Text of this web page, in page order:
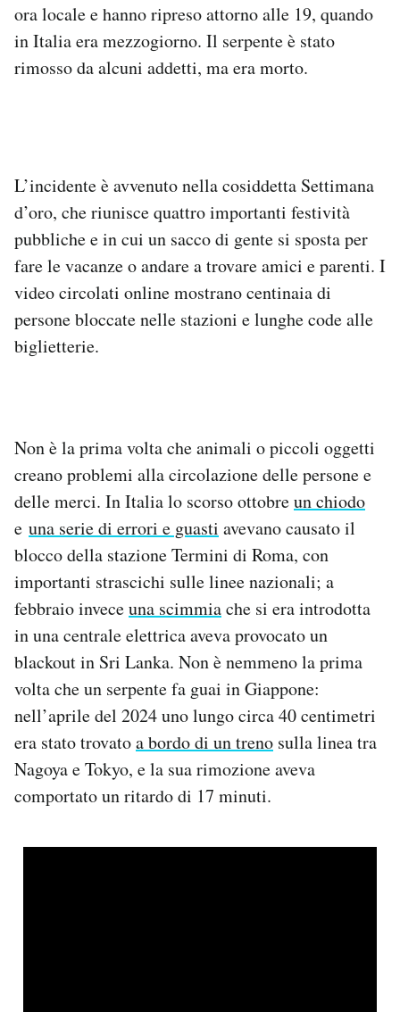
Hai bisogno di aiuto?
Esci
ora locale e hanno ripreso attorno alle 19, quando
in Italia era mezzogiorno. Il serpente è stato
rimosso da alcuni addetti, ma era morto.
L’incidente è avvenuto nella cosiddetta Settimana
d’oro, che riunisce quattro importanti festività
pubbliche e in cui un sacco di gente si sposta per
fare le vacanze o andare a trovare amici e parenti. I
video circolati online mostrano centinaia di
persone bloccate nelle stazioni e lunghe code alle
biglietterie.
Non è la prima volta che animali o piccoli oggetti
creano problemi alla circolazione delle persone e
delle merci. In Italia lo scorso ottobreun chiodo
e una serie di errori e guasti avevano causato il
blocco della stazione Termini di Roma, con
importanti strascichi sulle linee nazionali; a
febbraio inveceuna scimmiache si era introdotta
in una centrale elettrica aveva provocato un
blackout in Sri Lanka. Non è nemmeno la prima
volta che un serpente fa guai in Giappone:
nell’aprile del 2024 uno lungo circa 40 centimetri
era stato trovatoa bordo di un treno sulla linea tra
Nagoya e Tokyo, e la sua rimozione aveva
comportato un ritardo di 17 minuti.